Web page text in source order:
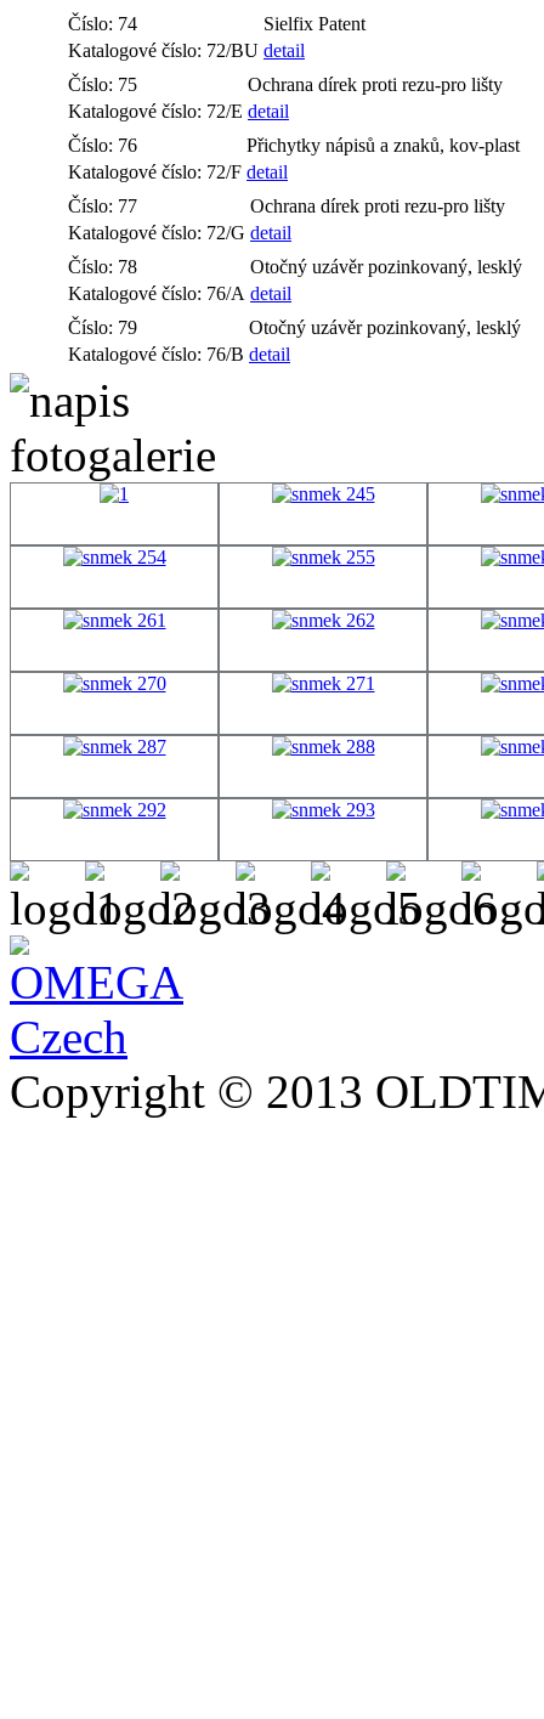
Číslo: 74
Sielfix Patent
Katalogové číslo: 72/BU detail
Číslo: 75
Ochrana dírek proti rezu-pro lišty
Katalogové číslo: 72/E detail
Číslo: 76
Přichytky nápisů a znaků, kov-plast
Katalogové číslo: 72/F detail
Číslo: 77
Ochrana dírek proti rezu-pro lišty
Katalogové číslo: 72/G detail
Číslo: 78
Otočný uzávěr pozinkovaný, lesklý
Katalogové číslo: 76/A detail
Číslo: 79
Otočný uzávěr pozinkovaný, lesklý
Katalogové číslo: 76/B detail
Copyright © 2013